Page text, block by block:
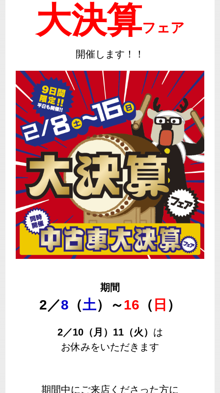
大決算フェア
開催します！！
期間
2／8 （土）～16 （ 日 ）
2／10（月）11（火） は
お休みをいただきます
期間中にご来店くださった方に